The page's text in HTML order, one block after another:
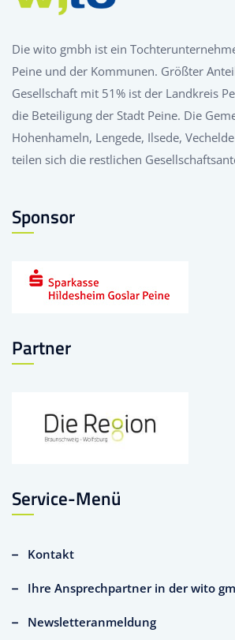
Die wito gmbh ist ein
Peine und der Kommunen. Größter
Gesellschaft mit 51% ist der Landkreis
die Beteiligung der Stadt Peine. Die
Hohenhameln, Lengede, Ilsede,
teilen sich die restlichen
Sponsor
Partner
Service-Menü
Kontakt
Ihre Ansprechpartner in der wito
Newsletteranmeldung